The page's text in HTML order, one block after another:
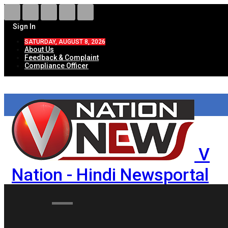
Sign In
SATURDAY, AUGUST 8, 2026
About Us
Feedback & Complaint
Compliance Officer
V
Nation - Hindi Newsportal